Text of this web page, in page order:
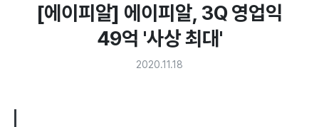
[에이피알] 에이피알, 3Q 영업익
49억 '사상 최대'
2020.11.18